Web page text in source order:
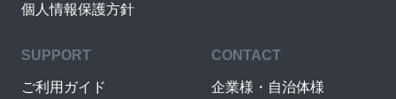
個人情報保護方針
SUPPORT
ご利用ガイド
CONTACT
企業様・自治体様